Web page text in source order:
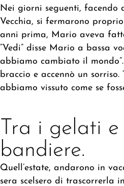
Nei giorni seguenti, facendo
Vecchia, si fermarono
anni prima, Mario aveva
“Vedi” disse Mario a bassa
abbiamo cambiato il
braccio e accennò un sorriso.
abbiamo vissuto come se
Tra i gelati e
bandiere.
Quell’estate, andarono in
sera scelsero di trascorrerla